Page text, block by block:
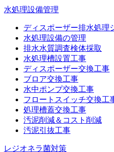
水処理設備管理
ディスポーザー排水処理
水処理設備の管理
排水水質調査検体採取
水処理槽設置工事
ディスポーザー交換工事
ブロア交換工事
水中ポンプ交換工事
フロートスイッチ交換工
処理槽蓋交換工事
汚泥削減＆コスト削減
汚泥引抜工事
レジオネラ菌対策